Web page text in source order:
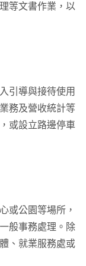
等文書作業，以
引導與接待使用
務及營收統計等
或設立路邊停車
或公園等場所，
般事務處理。除
、就業服務處或